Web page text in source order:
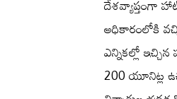
దేశవ్యాప్తంగా
అధికారంలోకి
ఎన్నికల్లో
200 యూనిట్ల